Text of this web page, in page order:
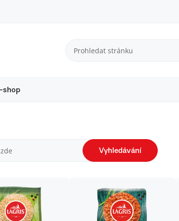
shop
Vyhledávání